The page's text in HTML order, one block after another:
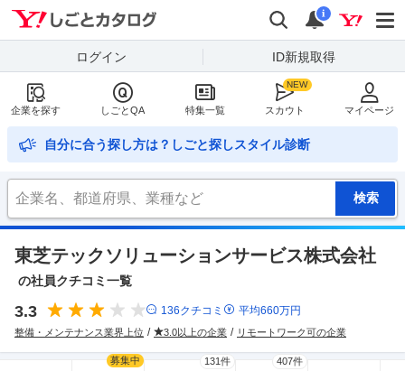
検索
通知
i
ログイン ID新規取得
企業を探す しごとQA 特集一覧 スカウト マイページ
自分に合う探し方は？しごと探しスタイル診断
東芝テックソリューションサービス株式会社
の社員クチコミ一覧
3.3 136クチコミ 平均660万円
整備・メンテナンス業界上位 3.0以上の企業 リモートワーク可の企業
募集中 131件 407件